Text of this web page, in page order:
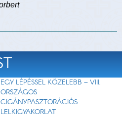
EGY LÉPÉSSEL KÖZELEBB – VIII.
ORSZÁGOS
CIGÁNYPASZTORÁCIÓS
LELKIGYAKORLAT